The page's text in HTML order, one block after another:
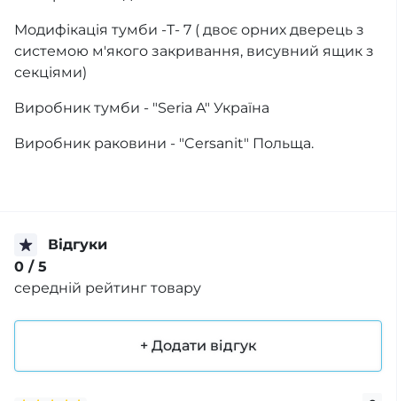
Модифікація тумби -Т- 7 ( двоє орних дверець з
системою м'якого закривання, висувний ящик з
секціями)
Виробник тумби - "Seria A" Україна
Виробник раковини - "Cersanit" Польща.
Відгуки
0 / 5
середній рейтинг товару
+ Додати відгук